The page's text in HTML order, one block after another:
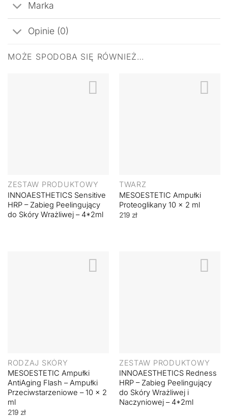
Marka
Opinie (0)
MOŻE SPODOBA SIĘ RÓWNIEŻ…
ZESTAW PRODUKTOWY
INNOAESTHETICS Sensitive
HRP – Zabieg Peelingujący
do Skóry Wrażliwej – 4*2ml
TWARZ
MESOESTETIC Ampułki
Proteoglikany 10 x 2 ml
219 zł
RODZAJ SKÓRY
MESOESTETIC Ampułki
AntiAging Flash – Ampułki
Przeciwstarzeniowe – 10 x 2
ml
219 zł
ZESTAW PRODUKTOWY
INNOAESTHETICS Redness
HRP – Zabieg Peelingujący
do Skóry Wrażliwej i
Naczyniowej – 4*2ml